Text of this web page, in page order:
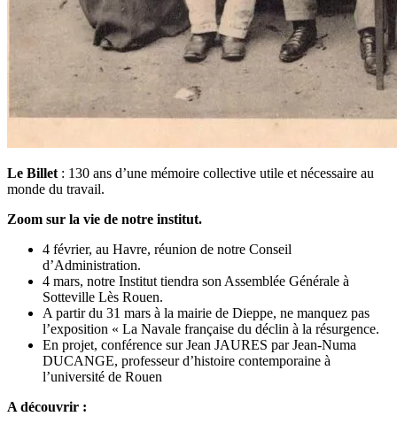
Le Billet : 130 ans d’une mémoire collective utile et nécessaire au
monde du travail.
Zoom sur la vie de notre institut.
4 février, au Havre, réunion de notre Conseil
d’Administration.
4 mars, notre Institut tiendra son Assemblée Générale à
Sotteville Lès Rouen.
A partir du 31 mars à la mairie de Dieppe, ne manquez pas
l’exposition « La Navale française du déclin à la résurgence.
En projet, conférence sur Jean JAURES par Jean-Numa
DUCANGE, professeur d’histoire contemporaine à
l’université de Rouen
A découvrir :